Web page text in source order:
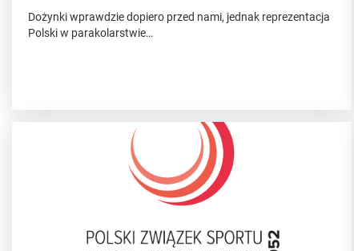
Dożynki wprawdzie dopiero przed nami, jednak reprezentacja
Polski w parakolarstwie…